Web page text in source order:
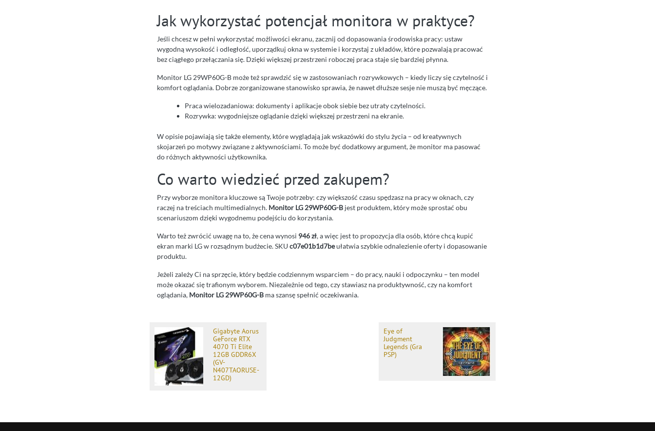
Jak wykorzystać potencjał monitora w praktyce?
Jeśli chcesz w pełni wykorzystać możliwości ekranu, zacznij od dopasowania środowiska pracy: ustaw
wygodną wysokość i odległość, uporządkuj okna w systemie i korzystaj z układów, które pozwalają pracować
bez ciągłego przełączania się. Dzięki większej przestrzeni roboczej praca staje się bardziej płynna.
Monitor LG 29WP60G-B może też sprawdzić się w zastosowaniach rozrywkowych – kiedy liczy się czytelność i
komfort oglądania. Dobrze zorganizowane stanowisko sprawia, że nawet dłuższe sesje nie muszą być męczące.
Praca wielozadaniowa: dokumenty i aplikacje obok siebie bez utraty czytelności.
Rozrywka: wygodniejsze oglądanie dzięki większej przestrzeni na ekranie.
W opisie pojawiają się także elementy, które wyglądają jak wskazówki do stylu życia – od kreatywnych
skojarzeń po motywy związane z aktywnościami. To może być dodatkowy argument, że monitor ma pasować
do różnych aktywności użytkownika.
Co warto wiedzieć przed zakupem?
Przy wyborze monitora kluczowe są Twoje potrzeby: czy większość czasu spędzasz na pracy w oknach, czy
raczej na treściach multimedialnych. Monitor LG 29WP60G-B jest produktem, który może sprostać obu
scenariuszom dzięki wygodnemu podejściu do korzystania.
Warto też zwrócić uwagę na to, że cena wynosi 946 zł, a więc jest to propozycja dla osób, które chcą kupić
ekran marki LG w rozsądnym budżecie. SKU c07e01b1d7beułatwia szybkie odnalezienie oferty i dopasowanie
produktu.
Jeżeli zależy Ci na sprzęcie, który będzie codziennym wsparciem – do pracy, nauki i odpoczynku – ten model
może okazać się trafionym wyborem. Niezależnie od tego, czy stawiasz na produktywność, czy na komfort
oglądania, Monitor LG 29WP60G-B ma szansę spełnić oczekiwania.
Gigabyte Aorus
GeForce RTX
4070 Ti Elite
12GB GDDR6X
(GV-
N407TAORUSE-
12GD)
Eye of
Judgment
Legends (Gra
PSP)